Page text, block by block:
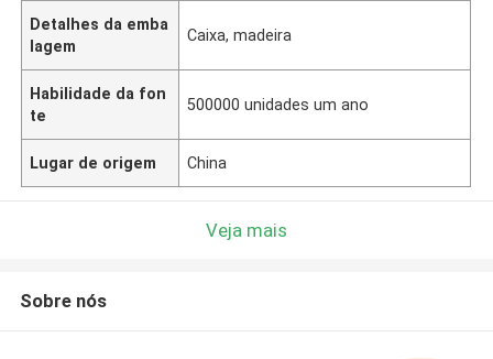
Detalhes da emba
lagem
Caixa, madeira
Habilidade da fon
te
500000 unidades um ano
Lugar de origem China
Veja mais
Sobre nós